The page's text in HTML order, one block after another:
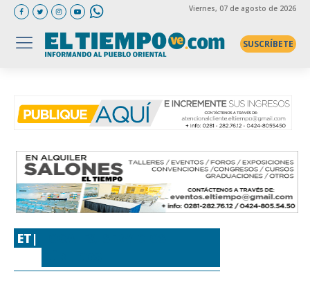
Viernes, 07 de agosto de 2026
SUSCRÍBETE
ET|